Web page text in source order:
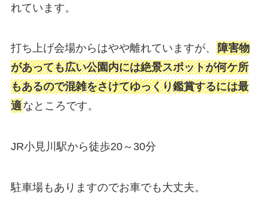
れています。
打ち上げ会場からはやや離れていますが、 障害物
があっても広い公園内には絶景スポットが何ケ所
もあるので混雑をさけてゆっくり鑑賞するには最
適なところです。
JR小見川駅から徒歩20～30分
駐車場もありますのでお車でも大丈夫。